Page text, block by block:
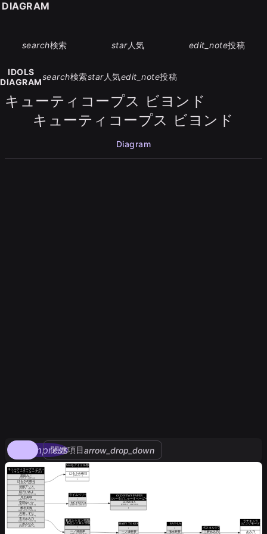
search検索 star人気 edit_note投稿
IDOLS
DIAGRAM
search検索star人気edit_note投稿
キューティコープス ビヨンド
キューティコープス ビヨンド
Diagram
compress
関連項目arrow_drop_down